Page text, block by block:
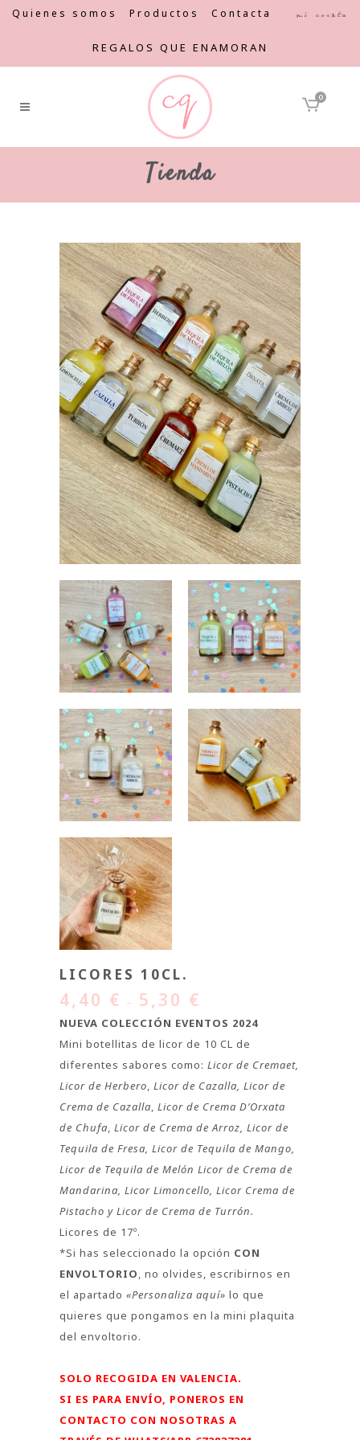
Quienes somos Productos Contacta Mi cuenta
REGALOS QUE ENAMORAN
0
Tienda
LICORES 10CL.
4,40 € – 5,30 €
NUEVA COLECCIÓN EVENTOS 2024
Mini botellitas de licor de 10 CL de
diferentes sabores como: Licor de Cremaet,
Licor de Herbero, Licor de Cazalla, Licor de
Crema de Cazalla, Licor de Crema D’Orxata
de Chufa, Licor de Crema de Arroz, Licor de
Tequila de Fresa, Licor de Tequila de Mango,
Licor de Tequila de Melón Licor de Crema de
Mandarina, Licor Limoncello, Licor Crema de
Pistacho y Licor de Crema de Turrón.
Licores de 17º.
*Si has seleccionado la opción CON
ENVOLTORIO, no olvides, escribirnos en
el apartado «Personaliza aquí» lo que
quieres que pongamos en la mini plaquita
del envoltorio.
SOLO RECOGIDA EN VALENCIA.
SI ES PARA ENVÍO, PONEROS EN
CONTACTO CON NOSOTRAS A